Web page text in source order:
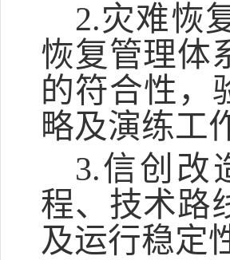
2.灾难恢
恢复管理体
的符合性，
略及演练工
3.信创改
程、技术路
及运行稳定